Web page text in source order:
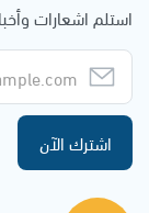
استلم اشعارات
اشترك الآن